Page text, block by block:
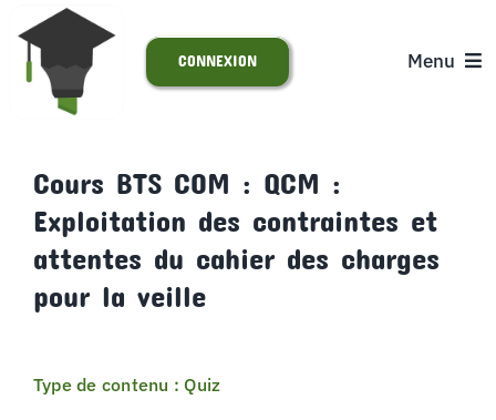
Passer
contenu
Menu
S’INSCRIRE
ACTUALITÉS
CONNEXION
Cours BTS COM : QCM :
Exploitation des contraintes et
attentes du cahier des charges
pour la veille
Type de contenu : Quiz